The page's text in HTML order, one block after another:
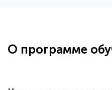
большое
О программе